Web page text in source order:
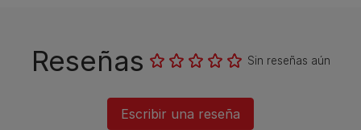
Reseñas Sin reseñas aún
Escribir una reseña